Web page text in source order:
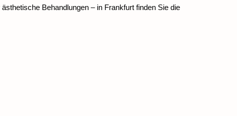
Behandlungen – in Frankfurt finden Sie die